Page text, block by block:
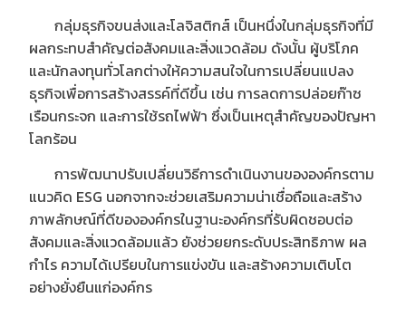
กลุ่มธุรกิจขนส่งและโลจิสติกส์ เป็นหนึ่งในกลุ่มธุรกิจที่มี
ผลกระทบสำคัญต่อสังคมและสิ่งแวดล้อม ดังนั้น ผู้บริโภค
และนักลงทุนทั่วโลกต่างให้ความสนใจในการเปลี่ยนแปลง
ธุรกิจเพื่อการสร้างสรรค์ที่ดีขึ้น เช่น การลดการปล่อยก๊าซ
เรือนกระจก และการใช้รถไฟฟ้า ซึ่งเป็นเหตุสำคัญของปัญหา
โลกร้อน
การพัฒนาปรับเปลี่ยนวิธีการดำเนินงานขององค์กรตาม
แนวคิด ESG นอกจากจะช่วยเสริมความน่าเชื่อถือและสร้าง
ภาพลักษณ์ที่ดีขององค์กรในฐานะองค์กรที่รับผิดชอบต่อ
สังคมและสิ่งแวดล้อมแล้ว ยังช่วยยกระดับประสิทธิภาพ ผล
กำไร ความได้เปรียบในการแข่งขัน และสร้างความเติบโต
อย่างยั่งยืนแก่องค์กร